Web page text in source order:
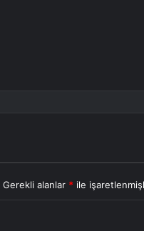
Gerekli alanlar * ile